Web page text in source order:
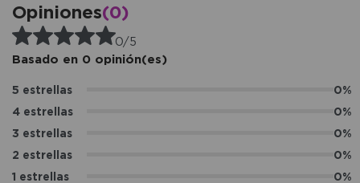
Opiniones(0)
0/5
Basado en 0 opinión(es)
5 estrellas
0%
4 estrellas
0%
3 estrellas
0%
2 estrellas
0%
1 estrellas
0%